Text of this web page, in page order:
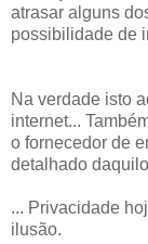
atrasar alguns
possibilidade de
Na verdade isto
internet...
o fornecedor de
detalhado
... Privacidade
ilusão.